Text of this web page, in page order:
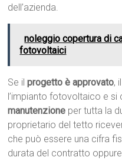
dell’azienda.
noleggio copertura di
fotovoltaici
Se ilprogetto è approvato,
l’impianto fotovoltaico e si
manutenzione per tutta la
proprietario del tetto
che può essere una cifra
durata del contratto